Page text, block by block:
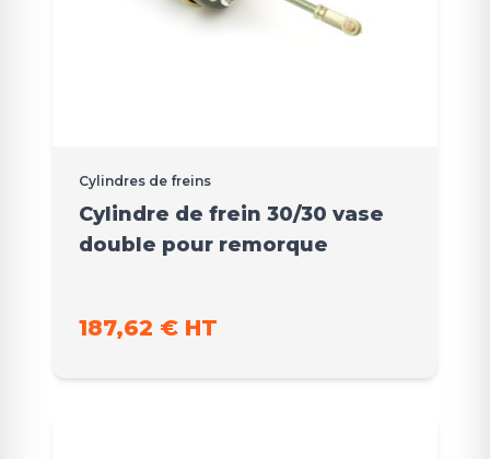
Cylindres de freins
Cylindre de frein 30/30 vase
double pour remorque
187,62 € HT